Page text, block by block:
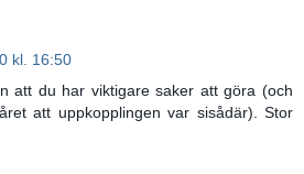
kl. 16:50
att du har viktigare saker att göra (och
att uppkopplingen var sisådär). Stor